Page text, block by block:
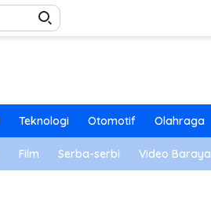
Teknologi Otomotif Olahraga
Film Serba-serbi Video Baraya